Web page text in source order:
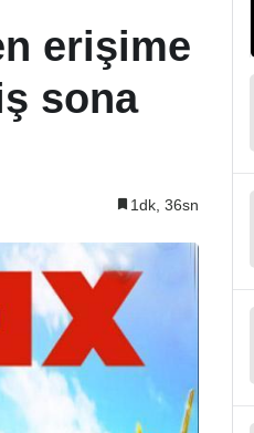
erişime
sona
1dk, 36sn